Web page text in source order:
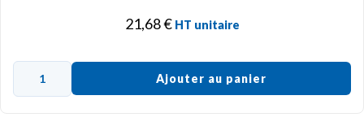
21,68€ HT unitaire
Ajouter au panier